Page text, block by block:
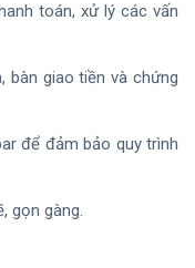
toán, xử lý các vấn
bàn giao tiền và chứng
để đảm bảo quy trình
gọn gàng.